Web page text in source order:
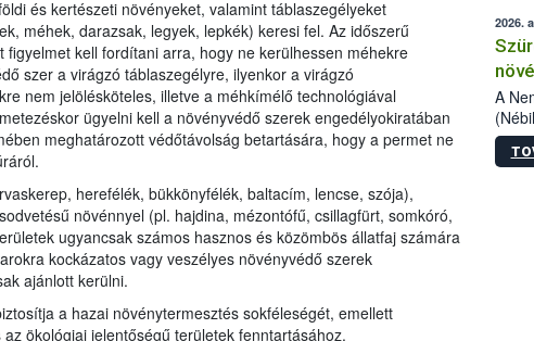
és kertészeti növényeket, valamint táblaszegélyeket
méhek, darazsak, legyek, lepkék) keresi fel. Az időszerű
figyelmet kell fordítani arra, hogy ne kerülhessen méhekre
szer a virágzó táblaszegélyre, ilyenkor a virágzó
nem jelölésköteles, illetve a méhkímélő technológiával
ügyelni kell a növényvédő szerek engedélyokiratában
meghatározott védőtávolság betartására, hogy a permet ne
herefélék, bükkönyfélék, baltacím, lencse, szója),
növénnyel (pl. hajdina, mézontófű, csillagfürt, somkóró,
ugyancsak számos hasznos és közömbös állatfaj számára
kockázatos vagy veszélyes növényvédő szerek
ajánlott kerülni.
a hazai növénytermesztés sokféleségét, emellett
ökológiai jelentőségű területek fenntartásához.
2026.
A